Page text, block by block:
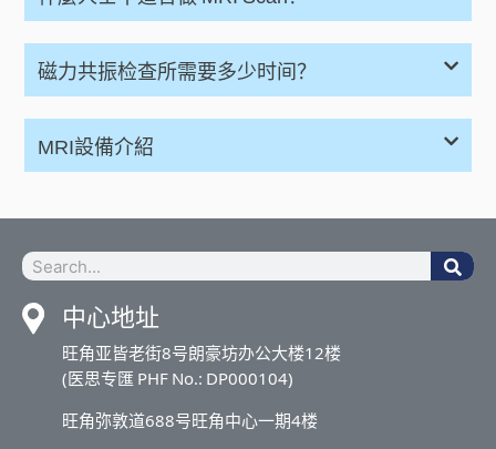
磁力共振检查所需要多少时间？
MRI設備介紹
中心地址
旺角亚皆老街8号朗豪坊办公大楼12楼
(医思专匯 PHF No.: DP000104)
旺角弥敦道688号旺角中心一期4楼